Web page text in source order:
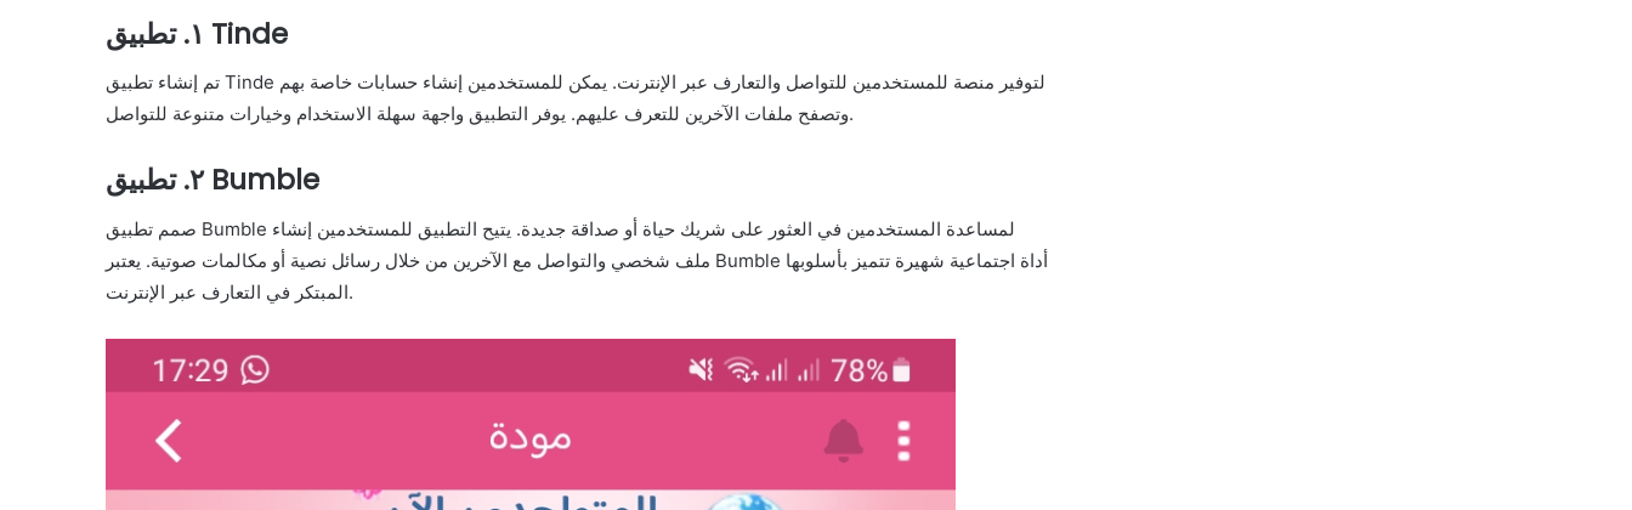
١. تطبيق Tinde
تم إنشاء تطبيق Tinde لتوفير منصة للمستخدمين للتواصل والتعارف عبر الإنترنت. يمكن للمستخدمين إنشاء حسابات خاصة بهم
وتصفح ملفات الآخرين للتعرف عليهم. يوفر التطبيق واجهة سهلة الاستخدام وخيارات متنوعة للتواصل.
٢. تطبيق Bumble
صمم تطبيق Bumble لمساعدة المستخدمين في العثور على شريك حياة أو صداقة جديدة. يتيح التطبيق للمستخدمين إنشاء
ملف شخصي والتواصل مع الآخرين من خلال رسائل نصية أو مكالمات صوتية. يعتبر Bumble أداة اجتماعية شهيرة تتميز بأسلوبها
المبتكر في التعارف عبر الإنترنت.